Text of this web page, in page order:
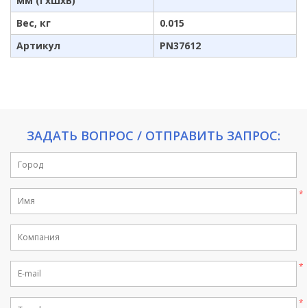
Вес, кг
0.015
Артикул
PN37612
ЗАДАТЬ ВОПРОС / ОТПРАВИТЬ ЗАПРОС: